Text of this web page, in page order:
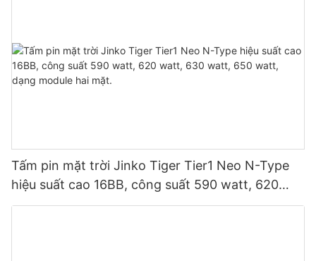
Tấm pin mặt trời Jinko Tiger Tier1 Neo N-Type
hiệu suất cao 16BB, công suất 590 watt, 620
watt, 630 watt, 650 watt, dạng module hai mặt.